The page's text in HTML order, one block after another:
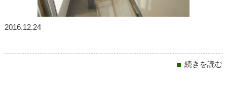
2016.12.24
続きを読む